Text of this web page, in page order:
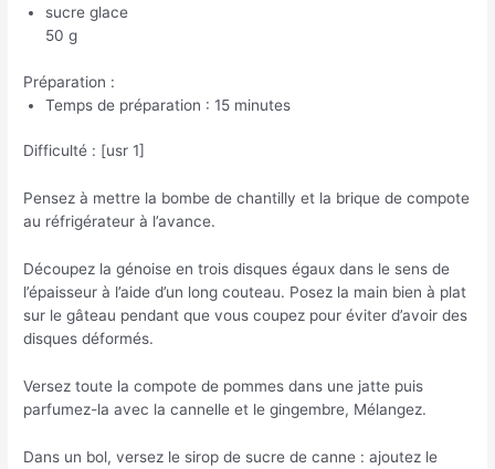
sucre glace
50 g
Préparation :
Temps de préparation : 15 minutes
Difficulté : [usr 1]
Pensez à mettre la bombe de chantilly et la brique de compote
au réfrigérateur à l’avance.
Découpez la génoise en trois disques égaux dans le sens de
l’épaisseur à l’aide d’un long couteau. Posez la main bien à plat
sur le gâteau pendant que vous coupez pour éviter d’avoir des
disques déformés.
Versez toute la compote de pommes dans une jatte puis
parfumez-la avec la cannelle et le gingembre, Mélangez.
Dans un bol, versez le sirop de sucre de canne : ajoutez le